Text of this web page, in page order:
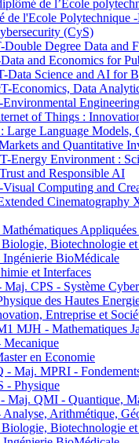
de l’École
de l'Ecole Polytechnique
(CyS)
Degree Data and
and Economics for
Science and AI for
Economics, Data
of Things :
Language Models,
and Quantitative
Energy Environment :
and Responsible AI
Computing and
Cinematography
Appliquées
Biotechnologie et
BioMédicale
et Interfaces
CPS - Système
des Hautes
Entreprise et
MJH - Mathematiques
en Economie
Maj. MPRI -
- Physique
QMI - Quantique,
Arithmétique,
Biotechnologie et